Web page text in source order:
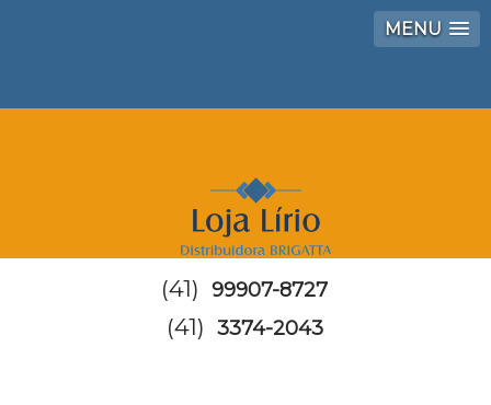
MENU
(41) 99907-8727
(41) 3374-2043